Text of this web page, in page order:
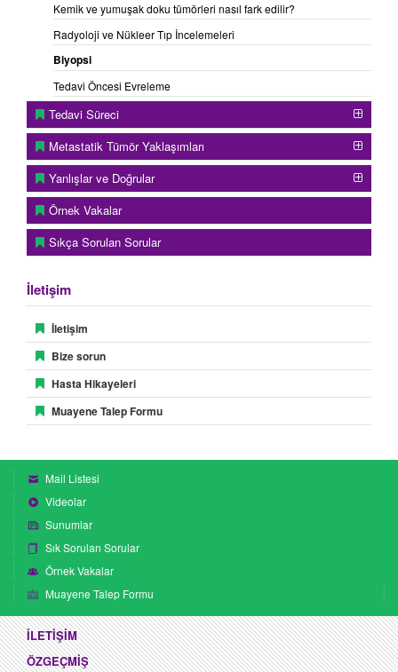
3) BT - Eşliğinde İğne Biyopsisi:Ancak bilgisayarlı
tomografi yardımıyla ulaşılabilecek bölgeler için tercih edilir.
Radyoloji departmanında bir radyolog tarafından uygulansa
da, ciltten giriş noktaları esas cerrahi girişimi planlayacak
cerrah tarafından belirlenmelidir. Bu şekilde hayati
dokuların tümör dokusu ile kirlenmesi önlenebilecektir.
4) Açık Biyopsi:Genel anestezi gerektiren, küçük bir kesi
işlemdir. Kesin tanısı için patoloğun büyük miktarda dokuya
gereksinim duyduğu tümör tipleri için tercih edilir. Bunlar ön
araştırmalardan elde edilen bilgilere göre tanı güçlüğüne
yol açabilecek ender tümörler ya da iğne biyopsisi ile
ulaşılması güç bölgelere yerleşmiş tümörlerdir.
Biyopsi
Kemik ve yumuşak doku tümörleri nasıl fark edilir?
Radyoloji ve Nükleer Tıp İncelemeleri
Biyopsi
Tedavi Öncesi Evreleme
Tedavi Süreci
Metastatik Tümör Yaklaşımları
Yanlışlar ve Doğrular
Örnek Vakalar
Sıkça Sorulan Sorular
İletişim
İletişim
Bize sorun
Hasta Hikayeleri
Muayene Talep Formu
Mail Listesi
Videolar
Sunumlar
Sık Sorulan Sorular
Örnek Vakalar
Muayene Talep Formu
İLETİŞİM
ÖZGEÇMİŞ